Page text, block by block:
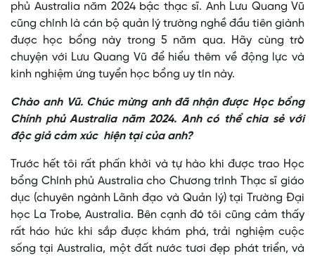
phủ Australia năm 2024 bậc thạc sĩ. Anh Lưu Quang Vũ
cũng chính là cán bộ quản lý trường nghề đầu tiên giành
được học bổng này trong 5 năm qua. Hãy cùng trò
chuyện với Lưu Quang Vũ để hiểu thêm về động lực và
kinh nghiệm ứng tuyển học bổng uy tín này.
Chào anh Vũ. Chúc mừng anh đã nhận được Học bổng
Chính phủ Australia năm 2024. Anh có thể chia sẻ với
độc giả cảm xúc hiện tại của anh?
Trước hết tôi rất phấn khởi và tự hào khi được trao Học
bổng Chính phủ Australia cho Chương trình Thạc sĩ giáo
dục (chuyên ngành Lãnh đạo và Quản lý) tại Trường Đại
học La Trobe, Australia. Bên cạnh đó tôi cũng cảm thấy
rất háo hức khi sắp được khám phá, trải nghiệm cuộc
sống tại Australia, một đất nước tươi đẹp phát triển, và